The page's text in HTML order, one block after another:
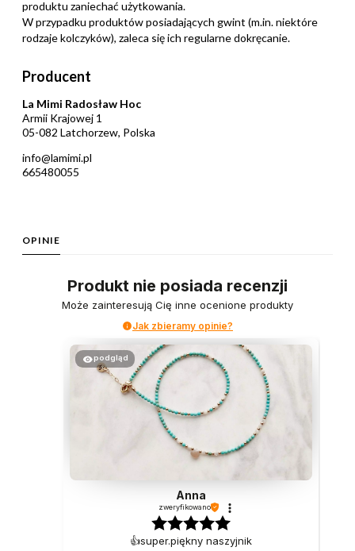
produktu zaniechać użytkowania.
W przypadku produktów posiadających gwint (m.in. niektóre
rodzaje kolczyków), zaleca się ich regularne dokręcanie.
Producent
La Mimi Radosław Hoc
Armii Krajowej 1
05-082 Latchorzew, Polska
info@lamimi.pl
665480055
OPINIE
Produkt nie posiada recenzji
Może zainteresują Cię inne ocenione produkty
Jak zbieramy opinie?
podgląd
Anna
zweryfikowano
👍️super.piękny naszyjnik